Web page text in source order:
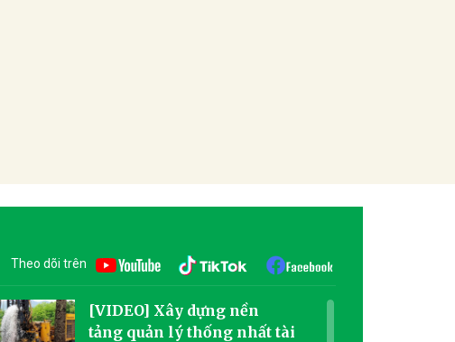
Theo dõi trên
[VIDEO] Xây dựng nền
tảng quản lý thống nhất tài